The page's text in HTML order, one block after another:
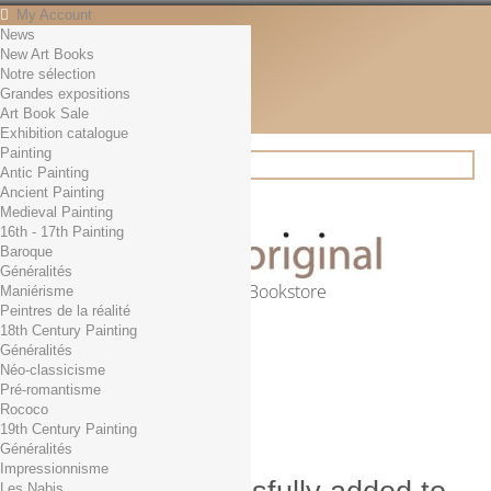
My Account
Contact
English
English
Français
News
Search
Online Art Bookstore
Cart (empty)
No products
Free shipping!
0,00 € Total
Check out
News
New Art Books
Notre sélection
Grandes expositions
Art Book Sale
Exhibition catalogue
Painting
Antic Painting
Ancient Painting
Medieval Painting
16th - 17th Painting
Baroque
Généralités
Maniérisme
Peintres de la réalité
18th Century Painting
Généralités
Néo-classicisme
Pré-romantisme
Rococo
19th Century Painting
Généralités
Impressionnisme